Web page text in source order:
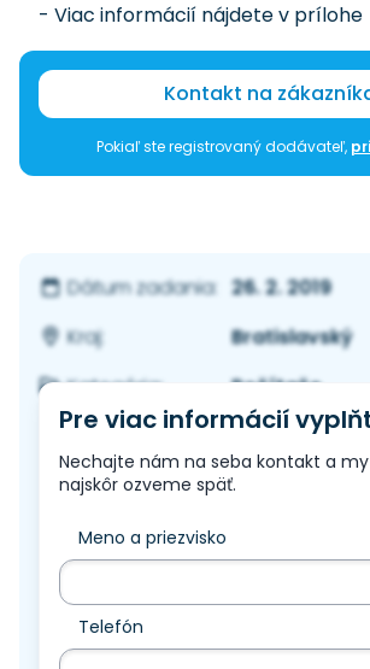
- Viac informácií nájdete v prílohe
Kontakt na
Pokiaľ ste registrovaný dodávateľ,
Dátum zadania: 26. 2. 2019
Kraj:
Bratislavský
Kategória:
Počítače
Pre viac informácií
Nechajte nám na seba kontakt a
najskôr ozveme späť.
Meno a priezvisko
Telefón